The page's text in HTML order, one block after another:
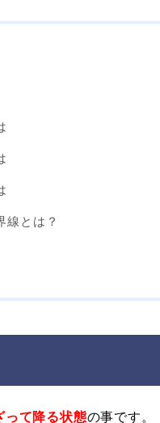
線とは？
って降る状態の事です。